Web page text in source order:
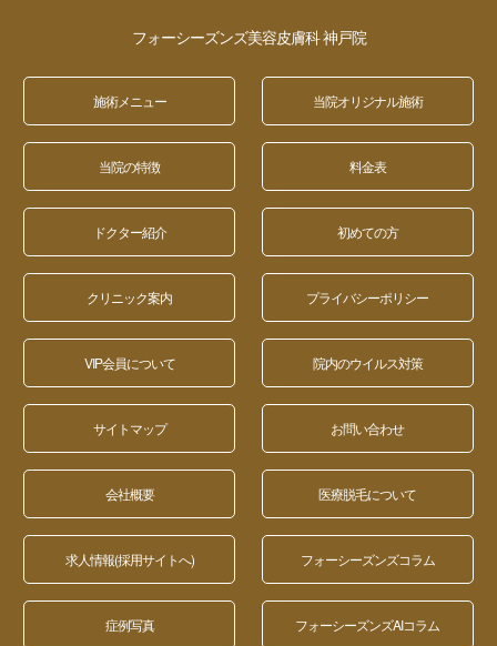
フォーシーズンズ美容皮膚科 神戸院
施術メニュー 当院オリジナル施術
当院の特徴 料金表
ドクター紹介 初めての方
クリニック案内 プライバシーポリシー
VIP会員について 院内のウイルス対策
サイトマップ お問い合わせ
会社概要 医療脱毛について
求人情報(採用サイトへ) フォーシーズンズコラム
症例写真 フォーシーズンズAIコラム